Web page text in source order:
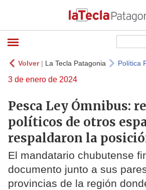
Volver| La Tecla Patagonia Política
3 de enero de 2024
Pesca Ley Ómnibus:
políticos de otros
respaldaron la
El mandatario chubutense
documento junto a sus
provincias de la región